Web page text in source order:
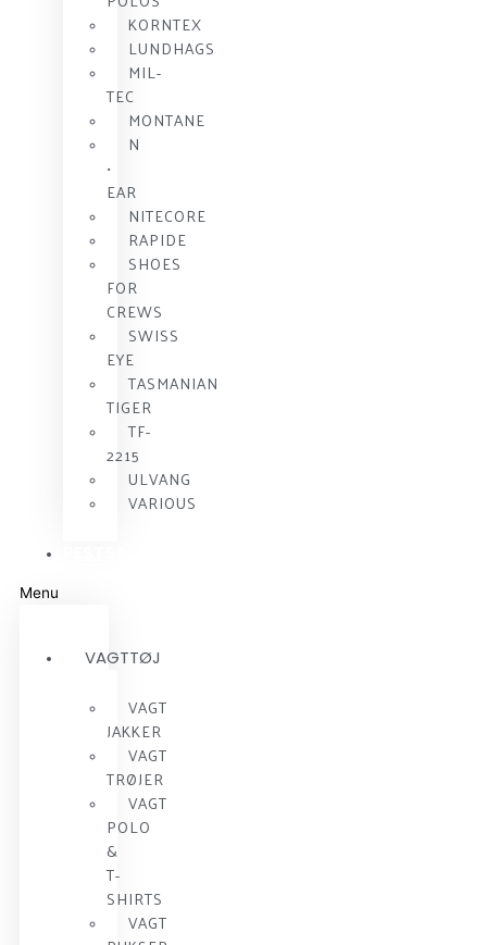
KORNTEX
LUNDHAGS
MIL-
TEC
MONTANE
N
•
EAR
NITECORE
RAPIDE
SHOES
FOR
CREWS
SWISS
EYE
TASMANIAN
TIGER
TF-
2215
ULVANG
VARIOUS
Menu
VAGTTØJ
VAGT
JAKKER
VAGT
TRØJER
VAGT
POLO
&
T-
SHIRTS
VAGT